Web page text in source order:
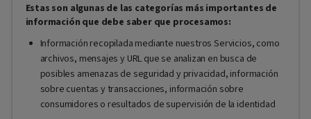
Estas son algunas de las categorías más importantes de
información que debe saber que procesamos:
Información recopilada mediante nuestros Servicios, como
archivos, mensajes y URL que se analizan en busca de
posibles amenazas de seguridad y privacidad, información
sobre cuentas y transacciones, información sobre
consumidores o resultados de supervisión de la identidad